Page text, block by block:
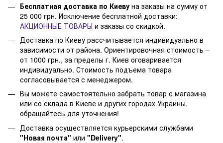
Бесплатная доставка по Киеву на заказы на сумму от
25 000 грн. Исключение бесплатной доставки:
АКЦИОННЫЕ ТОВАРЫ и заказы со скидкой.
Доставка по Киеву рассчитывается индивидуально в
зависимости от района. Ориентировочная стоимость –
от 1000 грн., за пределы г. Киев оговаривается
индивидуально. Стоимость подъема товара
согласовывается с менеджером.
Вы можете самостоятельно забрать товар с магазина
или со склада в Киеве и других городах Украины,
обращайтесь для уточнения!
Доставка осуществляется курьерскими службами
"Новая почта" или "Delivery".